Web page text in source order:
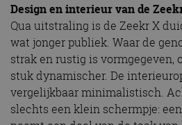
Design en interieur van de
Qua uitstraling is de Zeekr X
wat jonger publiek. Waar de
strak en rustig is vormgegeven,
stuk dynamischer. De
vergelijkbaar minimalistisch.
slechts een klein schermpje: